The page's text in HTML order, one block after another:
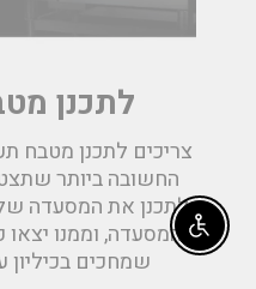
לתכנן
צריכים לתכנן מטבח
החשובה ביותר
לתכנן את המסעדה
המסעדה, וממנו
שמחכים בכיליון
Enable accessibility